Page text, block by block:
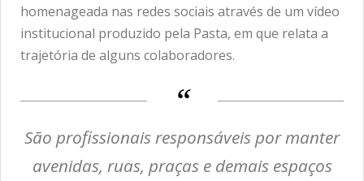
homenageada nas redes sociais através de um vídeo
institucional produzido pela Pasta, em que relata a
trajetória de alguns colaboradores.
São profissionais responsáveis por manter
avenidas, ruas, praças e demais espaços